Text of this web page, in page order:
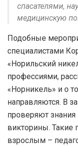
спасателями,
медицинскую
Подобные
специалистами
«Норильский
профессиями,
«Норникель» и о
направляются. В
проверяют
викторины. Такие
взрослым –